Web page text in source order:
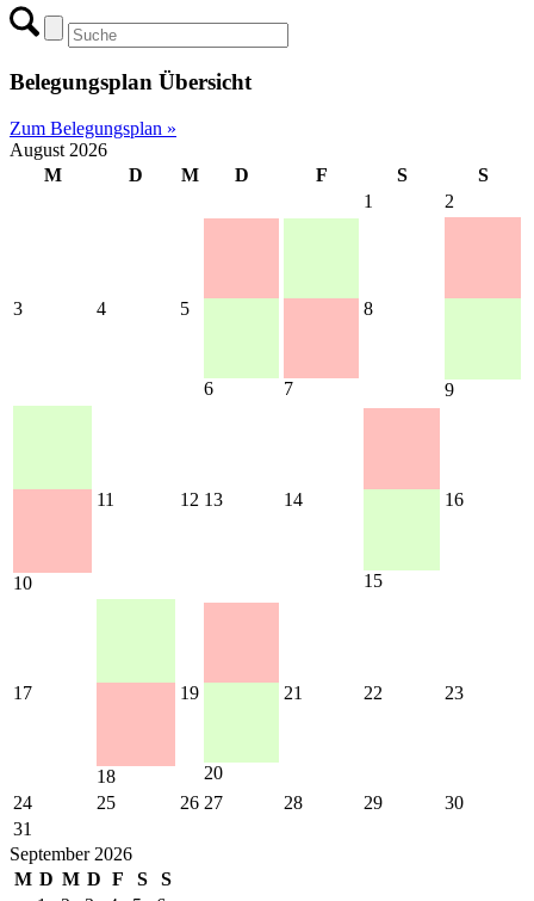
Belegungsplan Übersicht
Zum Belegungsplan »
August 2026
M
D M D F S
S
1
2
3 4 5
6 7
8
9
10
11 12 13 14
15
16
17
18
19
20
21 22 23
24 25 26 27 28 29
30
31
September 2026
M D M D F S
S